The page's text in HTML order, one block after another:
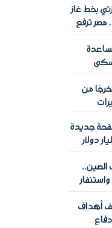
بخط غاز
مصر ترفع
والقطاع
من
جديدة
دولار
الصين..
واستنفار
أهداف